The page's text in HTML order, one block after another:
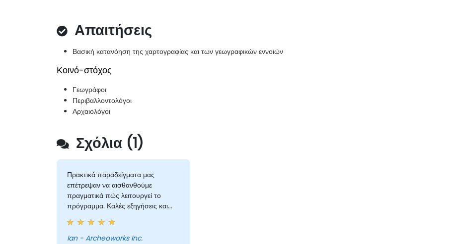
Απαιτήσεις
Βασική κατανόηση της χαρτογραφίας και των γεωγραφικών εννοιών
Κοινό-στόχος
Γεωγράφοι
Περιβαλλοντολόγοι
Αρχαιολόγοι
Σχόλια (1)
Πρακτικά παραδείγματα μας
επέτρεψαν να αισθανθούμε
πραγματικά πώς λειτουργεί το
πρόγραμμα. Καλές εξηγήσεις και
ενσωμάτωση θεωρητικών ιδεών και
του πώς σχετίζονται με τις
πρακτικές εφαρμογές.
Ian - Archeoworks Inc.